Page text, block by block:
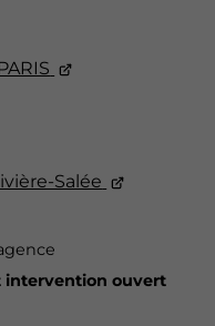
PARIS
Salée
intervention ouvert